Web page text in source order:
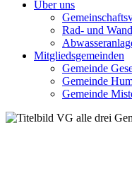
Über uns
Rad- und
Mitgliedsgemeinden
Gemeinde
Gemeinde
Gemeinde